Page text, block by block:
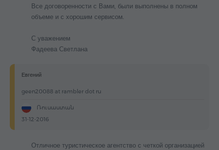
Все договоренности с Вами, были выполнены в полном
объеме и с хорошим сервисом.
С уважением
Фадеева Светлана
Евгений
geen20088 at rambler dot ru
Ռուսաստան
31-12-2016
Отличное туристическое агентство с четкой организацией